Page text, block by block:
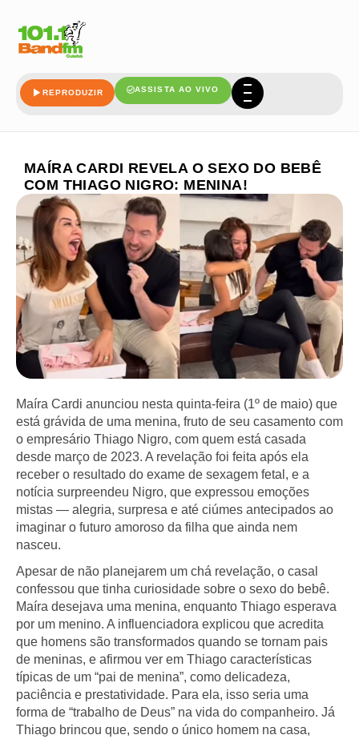
REPRODUZIR ASSISTA AO VIVO
MAÍRA CARDI REVELA O SEXO DO BEBÊ
COM THIAGO NIGRO: MENINA!
Maíra Cardi anunciou nesta quinta-feira (1º de maio) que
está grávida de uma menina, fruto de seu casamento com
o empresário Thiago Nigro, com quem está casada
desde março de 2023. A revelação foi feita após ela
receber o resultado do exame de sexagem fetal, e a
notícia surpreendeu Nigro, que expressou emoções
mistas — alegria, surpresa e até ciúmes antecipados ao
imaginar o futuro amoroso da filha que ainda nem
nasceu.
Apesar de não planejarem um chá revelação, o casal
confessou que tinha curiosidade sobre o sexo do bebê.
Maíra desejava uma menina, enquanto Thiago esperava
por um menino. A influenciadora explicou que acredita
que homens são transformados quando se tornam pais
de meninas, e afirmou ver em Thiago características
típicas de um “pai de menina”, como delicadeza,
paciência e prestatividade. Para ela, isso seria uma
forma de “trabalho de Deus” na vida do companheiro. Já
Thiago brincou que, sendo o único homem na casa,